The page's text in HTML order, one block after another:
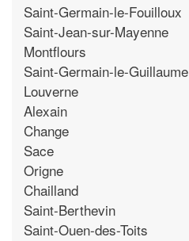
Saint-Germain-le-Fouilloux
Saint-Jean-sur-Mayenne
Montflours
Saint-Germain-le-Guillaume
Louverne
Alexain
Change
Sace
Origne
Chailland
Saint-Berthevin
Saint-Ouen-des-Toits